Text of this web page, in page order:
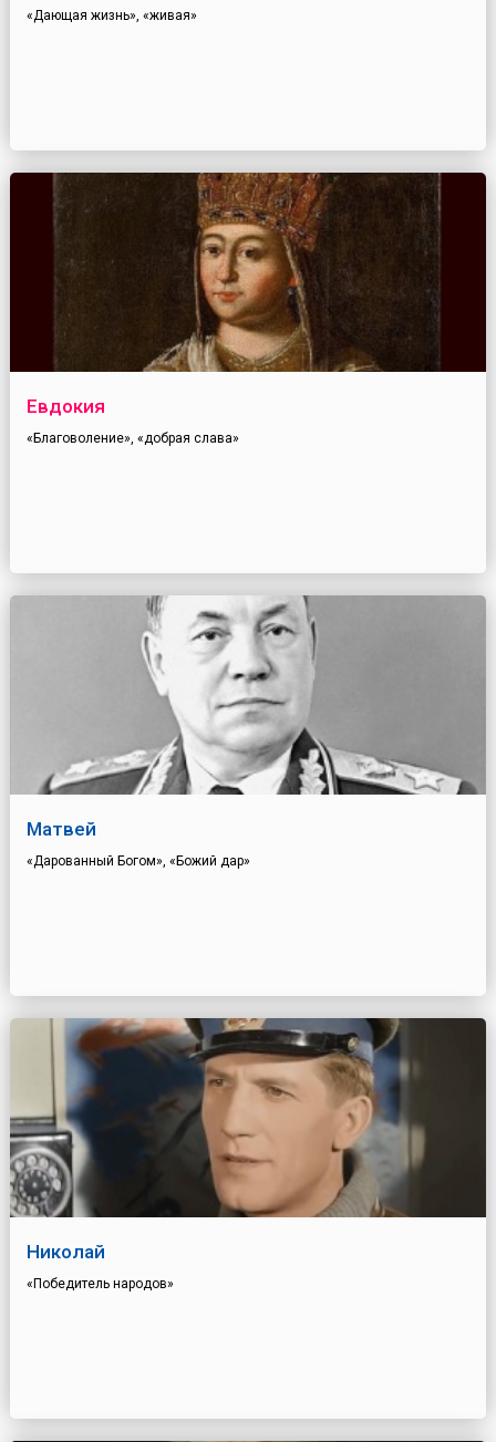
«Дающая жизнь», «живая»
Евдокия
«Благоволение», «добрая слава»
Матвей
«Дарованный Богом», «Божий дар»
Николай
«Победитель народов»